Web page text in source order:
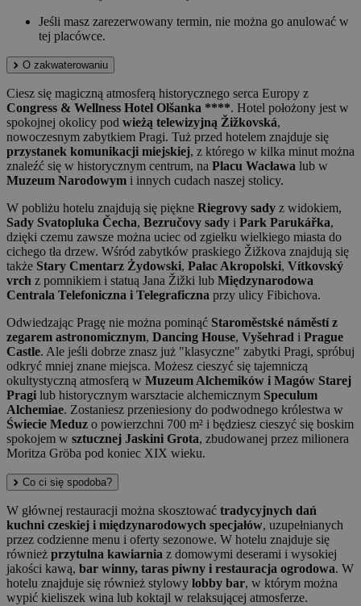
Jeśli masz zarezerwowany termin, nie można go anulować w
tej placówce.
O zakwaterowaniu
Ciesz się magiczną atmosferą historycznego serca Europy z
Congress & Wellness Hotel Olšanka ****. Hotel położony jest w
spokojnej okolicy pod wieżą telewizyjną Žižkovská,
nowoczesnym zabytkiem Pragi. Tuż przed hotelem znajduje się
przystanek komunikacji miejskiej, z którego w kilka minut można
znaleźć się w historycznym centrum, na Placu Wacława lub w
Muzeum Narodowym i innych cudach naszej stolicy.
W pobliżu hotelu znajdują się piękne Riegrovy sady z widokiem,
Sady Svatopluka Čecha, Bezručovy sady i Park Parukářka,
dzięki czemu zawsze można uciec od zgiełku wielkiego miasta do
cichego tła drzew. Wśród zabytków praskiego Žižkova znajdują się
także Stary Cmentarz Żydowski, Pałac Akropolski, Vítkovský
vrch z pomnikiem i statuą Jana Žižki lub Międzynarodowa
Centrala Telefoniczna i Telegraficzna przy ulicy Fibichova.
Odwiedzając Pragę nie można pominąć Staroměstské náměstí z
zegarem astronomicznym, Dancing House, Vyšehrad i Prague
Castle. Ale jeśli dobrze znasz już "klasyczne" zabytki Pragi, spróbuj
odkryć mniej znane miejsca. Możesz cieszyć się tajemniczą
okultystyczną atmosferą w Muzeum Alchemików i Magów Starej
Pragi lub historycznym warsztacie alchemicznym Speculum
Alchemiae. Zostaniesz przeniesiony do podwodnego królestwa w
Świecie Meduz o powierzchni 700 m² i będziesz cieszyć się boskim
spokojem w sztucznej Jaskini Grota, zbudowanej przez milionera
Moritza Gröba pod koniec XIX wieku.
Co ci się spodoba?
W głównej restauracji można skosztować tradycyjnych dań
kuchni czeskiej i międzynarodowych specjałów, uzupełnianych
przez codzienne menu i oferty sezonowe. W hotelu znajduje się
również przytulna kawiarnia z domowymi deserami i wysokiej
jakości kawą, bar winny, taras piwny i restauracja ogrodowa. W
hotelu znajduje się również stylowy lobby bar, w którym można
wypić kieliszek wina lub koktajl w relaksującej atmosferze.